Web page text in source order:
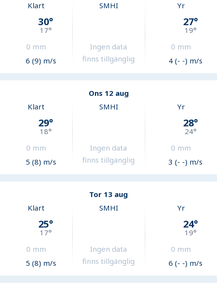
Klart
30°
17°
0 mm
6 (9) m/s
SMHI
Ingen data
finns tillgänglig
Yr
27°
19°
0 mm
4 (- -) m/s
Ons 12 aug
Klart
29°
18°
0 mm
5 (8) m/s
SMHI
Ingen data
finns tillgänglig
Yr
28°
24°
0 mm
3 (- -) m/s
Tor 13 aug
Klart
25°
17°
0 mm
5 (8) m/s
SMHI
Ingen data
finns tillgänglig
Yr
24°
19°
0 mm
6 (- -) m/s